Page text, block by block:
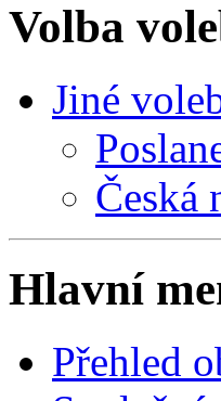
Volba
Jiné
Česká
Hlavní
Přehled